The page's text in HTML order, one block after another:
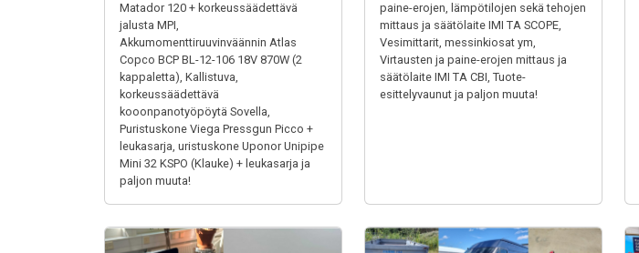
Matador 120 + korkeussäädettävä
jalusta MPI,
Akkumomenttiruuvinväännin Atlas
Copco BCP BL-12-106 18V 870W (2
kappaletta), Kallistuva,
korkeussäädettävä
kooonpanotyöpöytä Sovella,
Puristuskone Viega Pressgun Picco +
leukasarja, uristuskone Uponor Unipipe
Mini 32 KSPO (Klauke) + leukasarja ja
paljon muuta!
paine-erojen, lämpötilojen sekä tehojen
mittaus ja säätölaite IMI TA SCOPE,
Vesimittarit, messinkiosat ym,
Virtausten ja paine-erojen mittaus ja
säätölaite IMI TA CBI, Tuote-
esittelyvaunut ja paljon muuta!